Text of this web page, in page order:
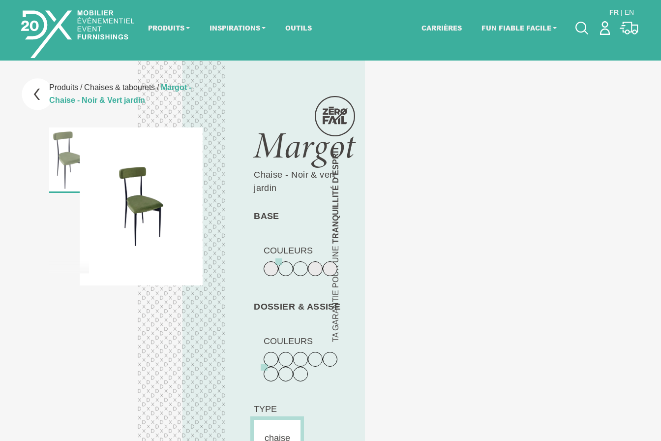
PRODUITS INSPIRATIONS OUTILS CARRIÈRES FUN FIABLE FACILE
FR| EN
Produits/Chaises & tabourets/Margot -
Chaise - Noir & Vert jardin
TA GARANTIE POUR UNE
TRANQUILLITÉ D’ESPRIT
Margot
Chaise - Noir & vert
jardin
BASE
COULEURS
DOSSIER & ASSISE
COULEURS
TYPE
chaise